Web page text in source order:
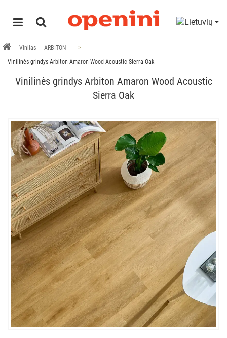
Vinilas
ARBITON
Vinilinės grindys Arbiton Amaron Wood Acoustic Sierra Oak
Vinilinės grindys Arbiton Amaron Wood Acoustic
Sierra Oak